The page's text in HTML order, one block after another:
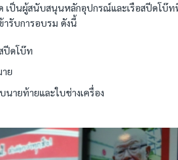
เป็นผู้สนับสนุนหลักอุปกรณ์และเรือสปีดโบ๊
รับการอบรม ดังนี้
ปีดโบ๊ท
ย
ายท้ายและใบช่างเครื่อง